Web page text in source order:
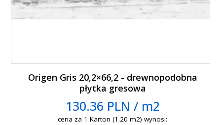
Origen Gris 20,2×66,2 - drewnopodobna
płytka gresowa
130.36 PLN / m2
cena za 1 Karton (1.20 m2) wynosi: